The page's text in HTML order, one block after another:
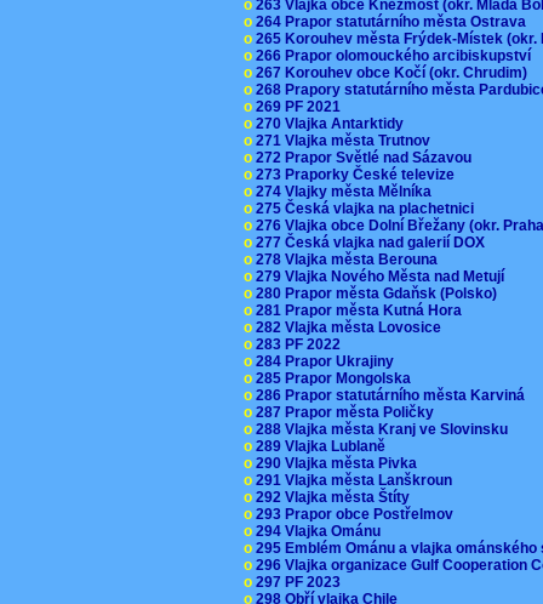
o 263 Vlajka obce Kněžmost (okr. Mladá
o 264 Prapor statutárního města Ostrava
o 265 Korouhev města Frýdek-Místek
o 266 Prapor olomouckého arcibiskupství
o 267 Korouhev obce Kočí (okr. Chrudim)
o 268 Prapory statutárního města
o 269 PF 2021
o 270 Vlajka Antarktidy
o 271 Vlajka města Trutnov
o 272 Prapor Světlé nad Sázavou
o 273 Praporky České televize
o 274 Vlajky města Mělníka
o 275 Česká vlajka na plachetnici
o 276 Vlajka obce Dolní Břežany (okr.
o 277 Česká vlajka nad galerií DOX
o 278 Vlajka města Berouna
o 279 Vlajka Nového Města nad Metují
o 280 Prapor města Gdaňsk (Polsko)
o 281 Prapor města Kutná Hora
o 282 Vlajka města Lovosice
o 283 PF 2022
o 284 Prapor Ukrajiny
o 285 Prapor Mongolska
o 286 Prapor statutárního města Karviná
o 287 Prapor města Poličky
o 288 Vlajka města Kranj ve Slovinsku
o 289 Vlajka Lublaně
o 290 Vlajka města Pivka
o 291 Vlajka města Lanškroun
o 292 Vlajka města Štíty
o 293 Prapor obce Postřelmov
o 294 Vlajka Ománu
o 295 Emblém Ománu a vlajka
o 296 Vlajka organizace Gulf Cooperation
o 297 PF 2023
o 298 Obří vlajka Chile